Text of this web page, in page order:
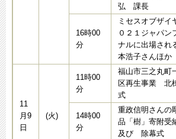
弘 課長
16時00
分
ミセスオブザイ
０２１ジャパン
ナルに出場さ
本浩子さんほか
11
月9
日
(火)
11時00
分
福山市三之丸町
区再生事業 北
式
14時00
分
重政信明さんの
品「樹」寄附受
及び 除幕式